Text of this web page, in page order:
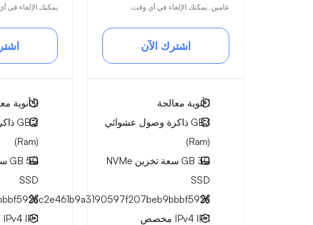
عامين. يمكنك الإلغاء في أي وقت.
اشترك الآن
1أنوية معالجة
1 GB
ذاكرة وصول عشوائي
(Ram)
30 GB
سعة تخزين NVMe
SSD
c2e461b9a3190597f207beb9bbbf592a
1 IPv4 IP مخصص
يمكنك الإلغاء في
2أنوية
2 GB
(Ram)
50 GB
SSD
1 IPv4 IP مخصص